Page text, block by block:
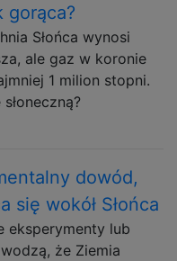
gorąca?
Słońca wynosi
ale gaz w koronie
1 milion stopni.
dowód,
się wokół Słońca
eksperymenty lub
że Ziemia